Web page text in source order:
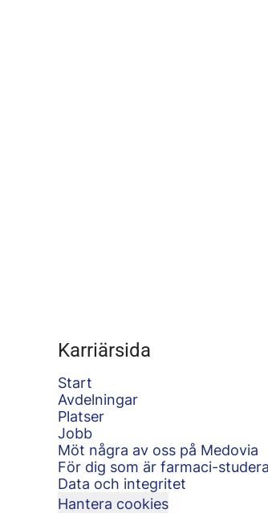
Karriärsida
Start
Avdelningar
Platser
Jobb
Möt några av oss på Medovia
För dig som är farmaci-
Data och integritet
Hantera cookies